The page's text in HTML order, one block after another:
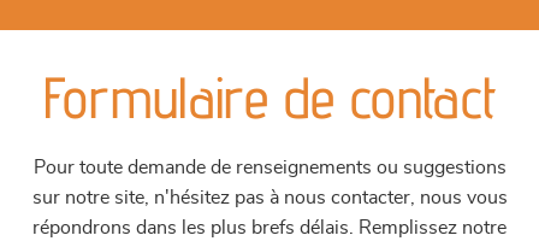
Formulaire de contact
Pour toute demande de renseignements ou suggestions
sur notre site, n'hésitez pas à nous contacter, nous vous
répondrons dans les plus brefs délais. Remplissez notre